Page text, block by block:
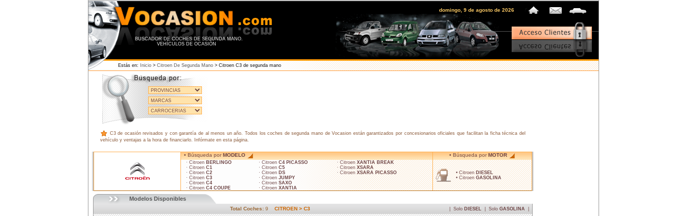
BUSCADOR DE COCHES DE SEGUNDA MANO.
VEHÍCULOS DE OCASIÓN
domingo, 9 de agosto de 2026
Estás en: Inicio > Citroen De Segunda Mano > Citroen C3 de segunda mano
C3 de ocasión revisados y con garantía de al menos un año. Todos los coches de segunda mano de Vocasion están garantizados por concesionarios oficiales que facilitan la ficha técnica del
vehículo y ventajas a la hora de financiarlo. Infórmate en esta página.
• Búsqueda porMODELO
· Citroen BERLINGO
· Citroen C1
· Citroen C2
· Citroen C3
· Citroen C4
· Citroen C4 COUPE
· Citroen C4 PICASSO
· Citroen C5
· Citroen DS
· Citroen JUMPY
· Citroen SAXO
· Citroen XANTIA
· CitroenXANTIA BREAK
· CitroenXSARA
· CitroenXSARA PICASSO
• Búsqueda porMOTOR
• CitroenDIESEL
• CitroenGASOLINA
Modelos Disponibles
Total Coches: 9 CITROEN > C3 Solo DIESEL Solo GASOLINA